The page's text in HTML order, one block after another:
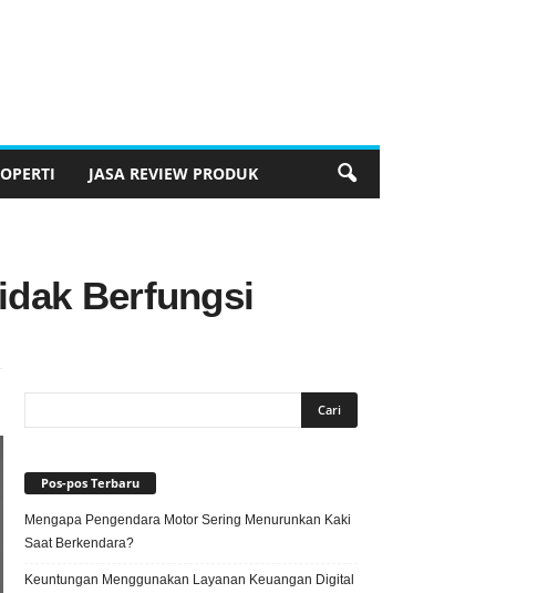
JASA REVIEW PRODUK
Berfungsi
Pos-pos Terbaru
Mengapa Pengendara Motor Sering Menurunkan Kaki
Saat Berkendara?
Keuntungan Menggunakan Layanan Keuangan Digital